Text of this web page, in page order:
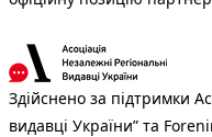
Здійснено за підтримки
видавці України” та